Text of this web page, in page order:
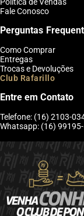
Política de Vendas
Fale Conosco
Perguntas
Como Comprar
Entregas
Trocas e Devoluções
Club Rafarillo
Entre em Contato
Telefone: (16) 2103-
Whatsapp: (16)